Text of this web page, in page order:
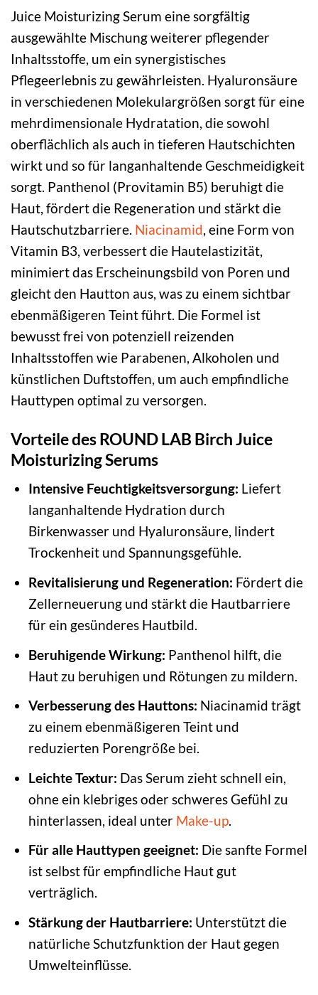
Juice Moisturizing Serum eine sorgfältig
ausgewählte Mischung weiterer pflegender
Inhaltsstoffe, um ein synergistisches
Pflegeerlebnis zu gewährleisten. Hyaluronsäure
in verschiedenen Molekulargrößen sorgt für eine
mehrdimensionale Hydratation, die sowohl
oberflächlich als auch in tieferen Hautschichten
wirkt und so für langanhaltende Geschmeidigkeit
sorgt. Panthenol (Provitamin B5) beruhigt die
Haut, fördert die Regeneration und stärkt die
Hautschutzbarriere. Niacinamid, eine Form von
Vitamin B3, verbessert die Hautelastizität,
minimiert das Erscheinungsbild von Poren und
gleicht den Hautton aus, was zu einem sichtbar
ebenmäßigeren Teint führt. Die Formel ist
bewusst frei von potenziell reizenden
Inhaltsstoffen wie Parabenen, Alkoholen und
künstlichen Duftstoffen, um auch empfindliche
Hauttypen optimal zu versorgen.
Vorteile des ROUND LAB Birch Juice
Moisturizing Serums
Intensive Feuchtigkeitsversorgung: Liefert
langanhaltende Hydration durch
Birkenwasser und Hyaluronsäure, lindert
Trockenheit und Spannungsgefühle.
Revitalisierung und Regeneration: Fördert die
Zellerneuerung und stärkt die Hautbarriere
für ein gesünderes Hautbild.
Beruhigende Wirkung: Panthenol hilft, die
Haut zu beruhigen und Rötungen zu mildern.
Verbesserung des Hauttons: Niacinamid trägt
zu einem ebenmäßigeren Teint und
reduzierten Porengröße bei.
Leichte Textur: Das Serum zieht schnell ein,
ohne ein klebriges oder schweres Gefühl zu
hinterlassen, ideal unter Make-up.
Für alle Hauttypen geeignet: Die sanfte Formel
ist selbst für empfindliche Haut gut
verträglich.
Stärkung der Hautbarriere: Unterstützt die
natürliche Schutzfunktion der Haut gegen
Umwelteinflüsse.